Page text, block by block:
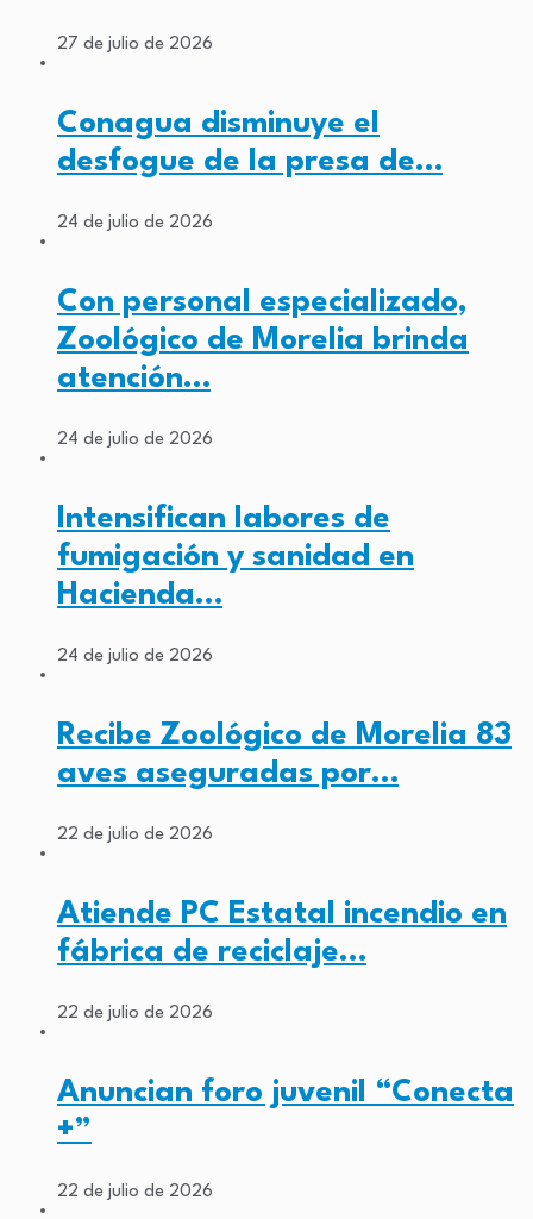
27 de julio de 2026
Conagua disminuye el
desfogue de la presa de…
24 de julio de 2026
Con personal especializado,
Zoológico de Morelia brinda
atención…
24 de julio de 2026
Intensifican labores de
fumigación y sanidad en
Hacienda…
24 de julio de 2026
Recibe Zoológico de Morelia 83
aves aseguradas por…
22 de julio de 2026
Atiende PC Estatal incendio en
fábrica de reciclaje…
22 de julio de 2026
Anuncian foro juvenil “Conecta
+”
22 de julio de 2026